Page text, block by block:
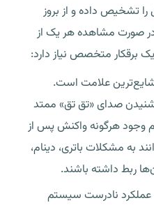
تشخیص داده و از بروز
صورت مشاهده هر یک از
برقکار متخصص نیاز دارد:
علامت است.
صدای «تق تق» ممتد
وجود هرگونه واکنش پس از
به مشکلات باتری، دینام،
ربط داشته باشند.
عملکرد نادرست سیستم